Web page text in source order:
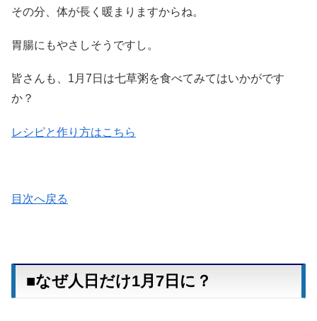
その分、体が長く暖まりますからね。
胃腸にもやさしそうですし。
皆さんも、1月7日は七草粥を食べてみてはいかがです
か？
レシピと作り方はこちら
目次へ戻る
■なぜ人日だけ1月7日に？